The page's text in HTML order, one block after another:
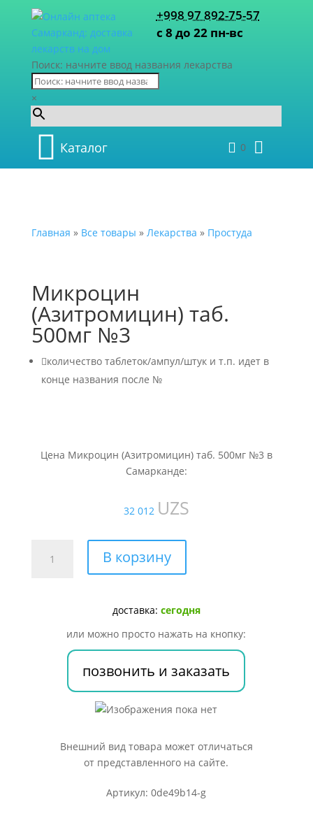
+998 97 892-75-57
с 8 до 22 пн-вс
Поиск: начните ввод названия лекарства
×
Каталог 0
Главная » Все товары » Лекарства » Простуда
Микроцин
(Азитромицин) таб.
500мг №3
количество таблеток/ампул/штук и т.п. идет в
конце названия после №
Цена Микроцин (Азитромицин) таб. 500мг №3 в
Самарканде:
32 012 UZS
товара
В корзину
доставка: сегодня
или можно просто нажать на кнопку:
позвонить и заказать
Внешний вид товара может отличаться
от представленного на сайте.
Артикул: 0de49b14-g